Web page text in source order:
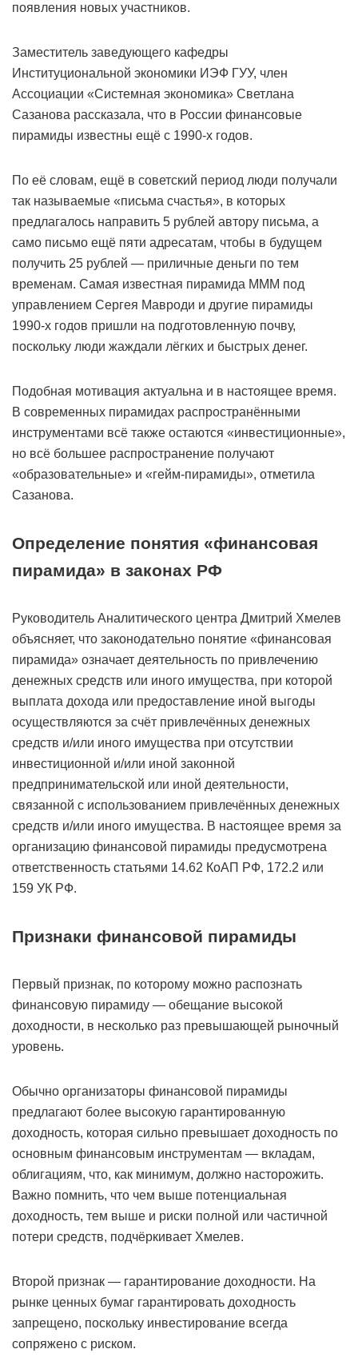
появления новых участников.
Заместитель заведующего кафедры
Институциональной экономики ИЭФ ГУУ, член
Ассоциации «Системная экономика» Светлана
Сазанова рассказала, что в России финансовые
пирамиды известны ещё с 1990-х годов.
По её словам, ещё в советский период люди получали
так называемые «письма счастья», в которых
предлагалось направить 5 рублей автору письма, а
само письмо ещё пяти адресатам, чтобы в будущем
получить 25 рублей — приличные деньги по тем
временам. Самая известная пирамида МММ под
управлением Сергея Мавроди и другие пирамиды
1990-х годов пришли на подготовленную почву,
поскольку люди жаждали лёгких и быстрых денег.
Подобная мотивация актуальна и в настоящее время.
В современных пирамидах распространёнными
инструментами всё также остаются «инвестиционные»,
но всё большее распространение получают
«образовательные» и «гейм-пирамиды», отметила
Сазанова.
Определение понятия «финансовая
пирамида» в законах РФ
Руководитель Аналитического центра Дмитрий Хмелев
объясняет, что законодательно понятие «финансовая
пирамида» означает деятельность по привлечению
денежных средств или иного имущества, при которой
выплата дохода или предоставление иной выгоды
осуществляются за счёт привлечённых денежных
средств и/или иного имущества при отсутствии
инвестиционной и/или иной законной
предпринимательской или иной деятельности,
связанной с использованием привлечённых денежных
средств и/или иного имущества. В настоящее время за
организацию финансовой пирамиды предусмотрена
ответственность статьями 14.62 КоАП РФ, 172.2 или
159 УК РФ.
Признаки финансовой пирамиды
Первый признак, по которому можно распознать
финансовую пирамиду — обещание высокой
доходности, в несколько раз превышающей рыночный
уровень.
Обычно организаторы финансовой пирамиды
предлагают более высокую гарантированную
доходность, которая сильно превышает доходность по
основным финансовым инструментам — вкладам,
облигациям, что, как минимум, должно насторожить.
Важно помнить, что чем выше потенциальная
доходность, тем выше и риски полной или частичной
потери средств, подчёркивает Хмелев.
Второй признак — гарантирование доходности. На
рынке ценных бумаг гарантировать доходность
запрещено, поскольку инвестирование всегда
сопряжено с риском.